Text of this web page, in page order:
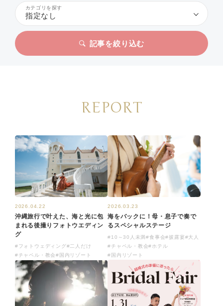
カテゴリを探す
指定なし
記事を絞り込む
REPORT
2026.04.22
沖縄旅行で叶えた、海と光に包
まれる後撮りフォトウエディン
グ
#フォトウェディング#二人だけ
#チャペル・教会#国内リゾート
2026.03.23
海をバックに！母・息子で奏で
るスペシャルステージ
#10～30人未満#食事会#披露宴#大人
#チャペル・教会#ホテル
#国内リゾート